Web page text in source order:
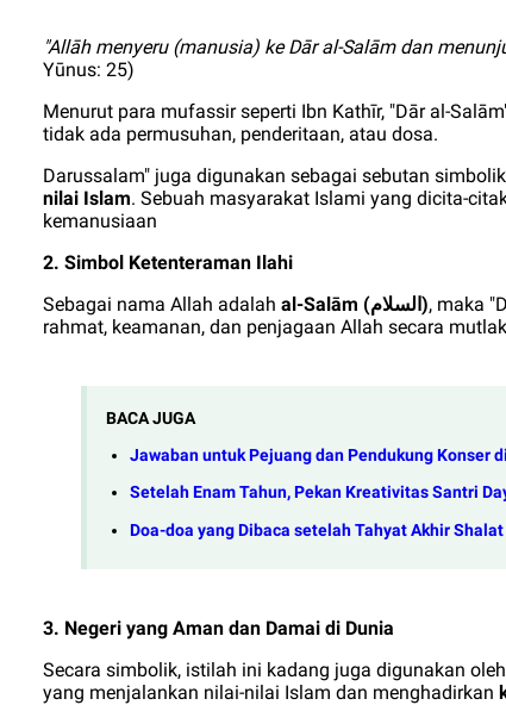
"Allāh menyeru (manusia) ke Dār al-Salām dan
Yūnus: 25)
Menurut para mufassir seperti Ibn Kathīr, "Dār al-
tidak ada permusuhan, penderitaan, atau dosa.
Darussalam" juga digunakan sebagai sebutan
nilai Islam. Sebuah masyarakat Islami yang dicita-
kemanusiaan
2. Simbol Ketenteraman Ilahi
Sebagai nama Allah adalah al-Salām (السلام ), maka
rahmat, keamanan, dan penjagaan Allah secara
BACA JUGA
Jawaban untuk Pejuang dan Pendukung Konser
Setelah Enam Tahun, Pekan Kreativitas Santri
Doa-doa yang Dibaca setelah Tahyat Akhir Shalat
3. Negeri yang Aman dan Damai di Dunia
Secara simbolik, istilah ini kadang juga digunakan
yang menjalankan nilai-nilai Islam dan menghadirkan